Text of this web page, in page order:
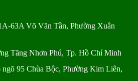
63A Võ Văn Tần, Phường Xuân
Tăng Nhơn Phú, Tp. Hồ Chí Minh
ngõ 95 Chùa Bộc, Phường Kim Liên,